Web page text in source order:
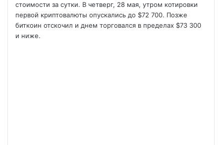
стоимости за сутки. В четверг, 28 мая, утром котировки
первой криптовалюты опускались до $72 700. Позже
биткоин отскочил и днем торговался в пределах $73 300
и ниже.